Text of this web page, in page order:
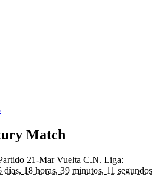
Match
21-Mar Vuelta C.N. Liga:
días, 18 horas, 39 minutos, 11 segundos